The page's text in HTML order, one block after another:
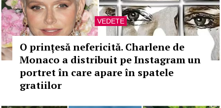
VEDETE
O prințesă nefericită. Charlene de
Monaco a distribuit pe Instagram un
portret în care apare în spatele
gratiilor